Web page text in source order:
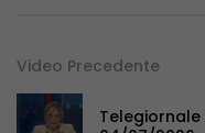
Video Precedente
Telegiornale